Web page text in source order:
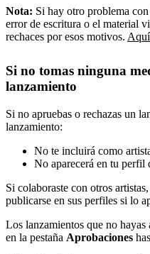
Nota: Si hay otro problema
error de escritura o el material
rechaces por esos motivos.
Si no tomas ninguna
lanzamiento
Si no apruebas o rechazas un
lanzamiento:
No te incluirá como
No aparecerá en tu perfil
Si colaboraste con otros
publicarse en sus perfiles si lo
Los lanzamientos que no hayas
en la pestaña Aprobaciones